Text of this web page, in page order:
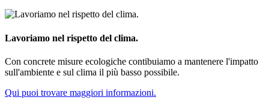
Lavoriamo nel rispetto del clima.
Con concrete misure ecologiche contibuiamo a mantenere l'impatto
sull'ambiente e sul clima il più basso possibile.
Qui puoi trovare maggiori informazioni.